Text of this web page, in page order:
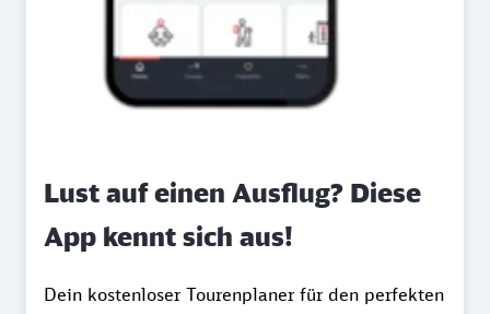
Lust auf einen Ausflug? Diese
App kennt sich aus!
Dein kostenloser Tourenplaner für den perfekten